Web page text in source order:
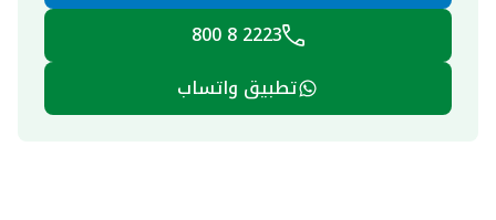
2223 8 800
تطبيق واتساب